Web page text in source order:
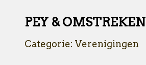
PEY & OMSTREKEN
Categorie: Verenigingen